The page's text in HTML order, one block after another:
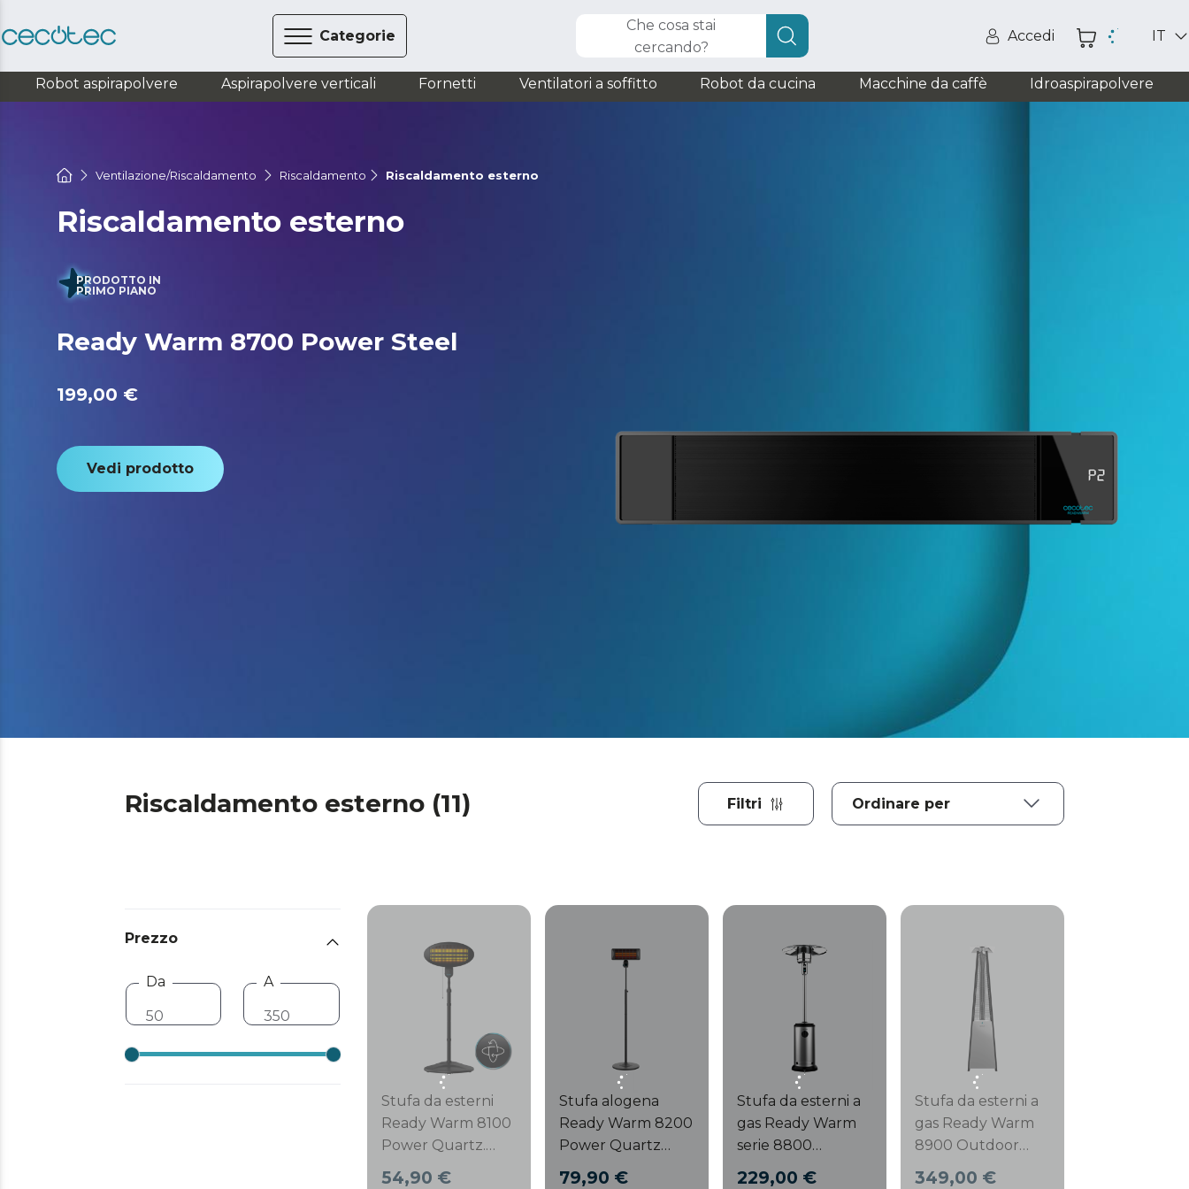
Categorie
Che cosa stai
cercando?
Accedi IT
Robot aspirapolvere Aspirapolvere verticali Fornetti Ventilatori a soffitto Robot da cucina Macchine da caffè Idroaspirapolvere
Ventilazione/Riscaldamento Riscaldamento Riscaldamento esterno
Riscaldamento esterno
PRODOTTO IN
PRIMO PIANO
Ready Warm 8700 Power Steel
199,00 €
Vedi prodotto
Riscaldamento esterno (11) Filtri
Prezzo
Da A
Stufa da esterni
Ready Warm 8100
Power Quartz.
Stufa alogena in
54,90 €
Stufa alogena
Ready Warm 8200
Power Quartz
Smart Stufa
79,90 €
Stufa da esterni a
gas Ready Warm
serie 8800
Outdoor
229,00 €
Stufa da esterni a
gas Ready Warm
8900 Outdoor
Microclimate.
349,00 €